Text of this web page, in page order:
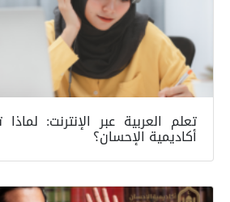
تعلم العربية عبر الإنترنت:
أكاديمية الإحسان؟